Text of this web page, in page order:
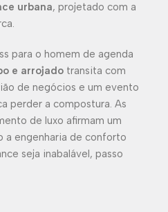
urbana, projetado com a
para o homem de agenda
e arrojado transita com
de negócios e um evento
perder a compostura. As
de luxo afirmam um
a engenharia de conforto
seja inabalável, passo